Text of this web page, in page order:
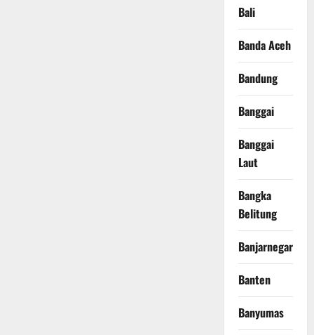
Bali
Banda Aceh
Bandung
Banggai
Banggai
Laut
Bangka
Belitung
Banjarnegara
Banten
Banyumas